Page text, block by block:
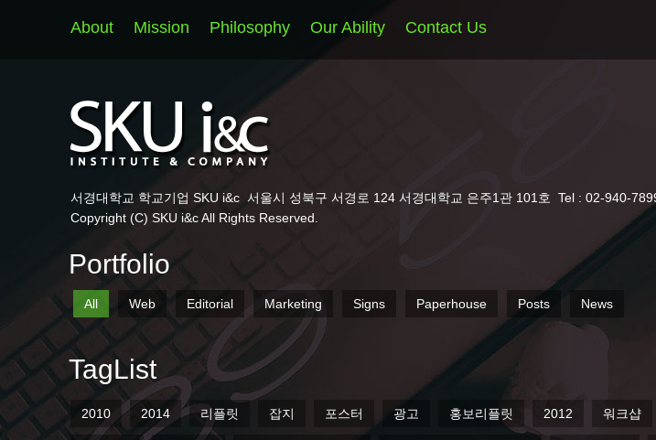
About Mission Philosophy Our Ability Contact Us
서경대학교 학교기업 SKU i&c 서울시 성북구 서경로 124 서경대학교 은주1관 101호 Tel : 02-940-
Copyright (C) SKU i&c All Rights Reserved.
Portfolio
All Web Editorial Marketing Signs Paperhouse Posts News
TagList
2010 2014 리플릿 잡지 포스터 광고 홍보리플릿 2012 워크샵